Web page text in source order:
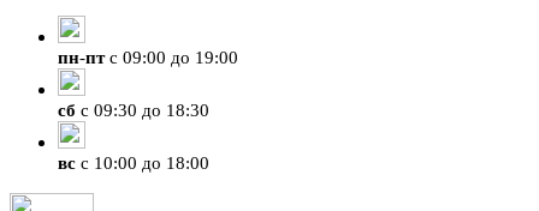
пн-птс 09:00 до 19:00
сб с 09:30 до 18:30
вс с 10:00 до 18:00